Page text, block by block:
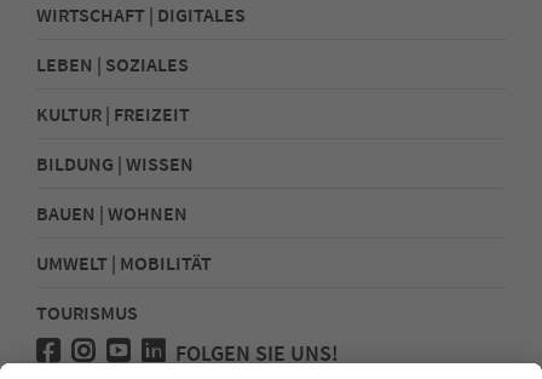
WIRTSCHAFT | DIGITALES
LEBEN | SOZIALES
KULTUR | FREIZEIT
BILDUNG | WISSEN
BAUEN | WOHNEN
UMWELT | MOBILITÄT
TOURISMUS
FOLGEN SIE UNS!